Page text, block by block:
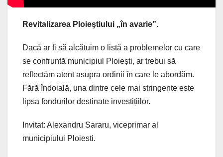
Revitalizarea Ploieştiului „în avarie”.
Dacă ar fi să alcătuim o listă a problemelor cu care
se confruntă municipiul Ploiești, ar trebui să
reflectăm atent asupra ordinii în care le abordăm.
Fără îndoială, una dintre cele mai stringente este
lipsa fondurilor destinate investițiilor.
Invitat: Alexandru Sararu, viceprimar al
municipiului Ploiesti.